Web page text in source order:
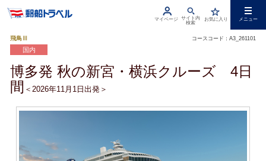
お気に入り
サイト内
検索
マイページ メニュー
飛鳥Ⅲ コースコード：A3_261101
国内
博多発 秋の新宮・横浜クルーズ 4日
間 ＜2026年11月1日出発＞